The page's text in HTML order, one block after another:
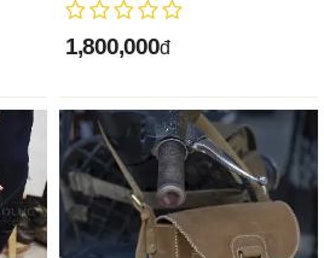
1,800,000đ